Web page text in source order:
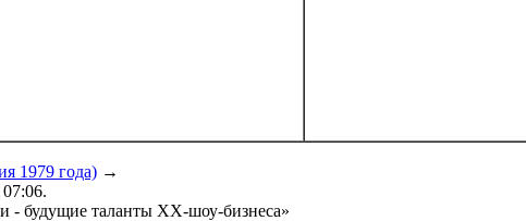
1979 года) →
- будущие таланты ХХ-шоу-бизнеса»